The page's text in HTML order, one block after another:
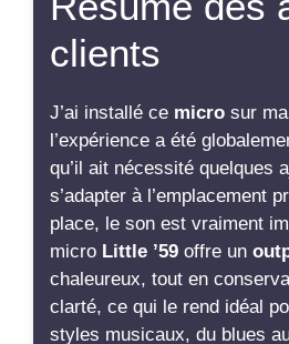
En modesingle-coil
qu’en modehumbucker, il
micro plus rond et
spliterles bobines ajoute
appréciable, permettant
variées sans perdre
Ce micro est également
avec une attention
comme les connexions qui